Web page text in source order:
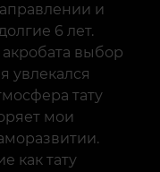
и
6 лет.
выбор
увлекался
тату
мои
как тату